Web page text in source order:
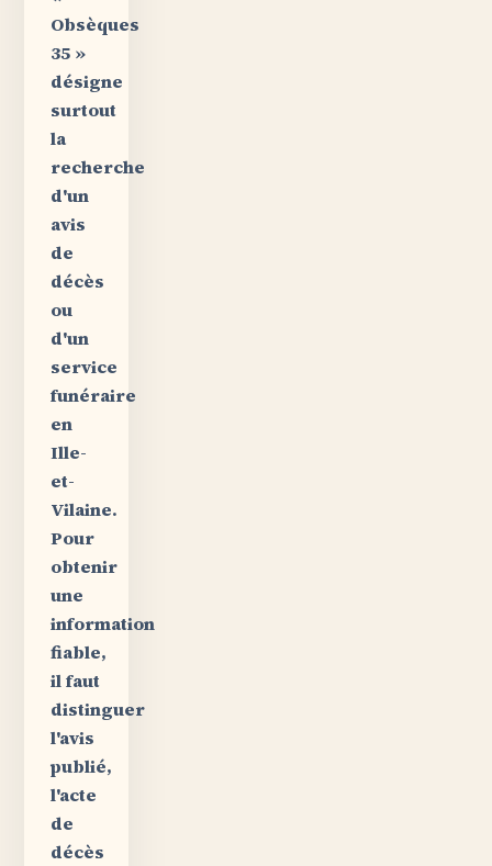
Obsèques
35 »
désigne
surtout
la
recherche
d'un
avis
de
décès
ou
d'un
service
funéraire
en
Ille-
et-
Vilaine.
Pour
obtenir
une
information
fiable,
il faut
distinguer
l'avis
publié,
l'acte
de
décès